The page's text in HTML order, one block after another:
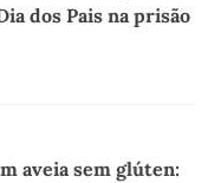
dos Pais na prisão
aveia sem glúten: